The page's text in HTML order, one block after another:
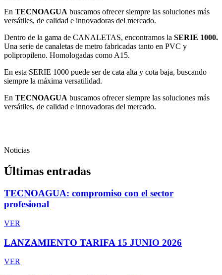
En TECNOAGUA buscamos ofrecer siempre las soluciones más
versátiles, de calidad e innovadoras del mercado.
Dentro de la gama de CANALETAS, encontramos la SERIE 1000.
Una serie de canaletas de metro fabricadas tanto en PVC y
polipropileno. Homologadas como A15.
En esta SERIE 1000 puede ser de cata alta y cota baja, buscando
siempre la máxima versatilidad.
En TECNOAGUA buscamos ofrecer siempre las soluciones más
versátiles, de calidad e innovadoras del mercado.
Noticias
Últimas entradas
TECNOAGUA: compromiso con el sector
profesional
VER
LANZAMIENTO TARIFA 15 JUNIO 2026
VER